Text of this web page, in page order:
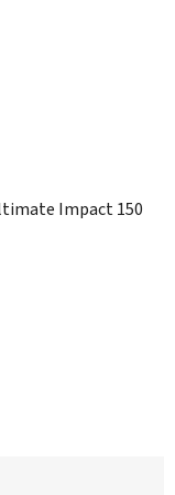
Impact 150